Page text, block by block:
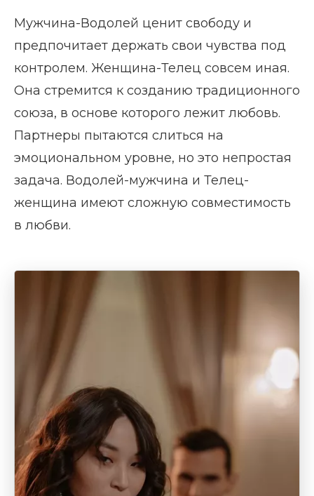
Мужчина-Водолей ценит свободу и
предпочитает держать свои чувства под
контролем. Женщина-Телец совсем иная.
Она стремится к созданию традиционного
союза, в основе которого лежит любовь.
Партнеры пытаются слиться на
эмоциональном уровне, но это непростая
задача. Водолей-мужчина и Телец-
женщина имеют сложную совместимость
в любви.